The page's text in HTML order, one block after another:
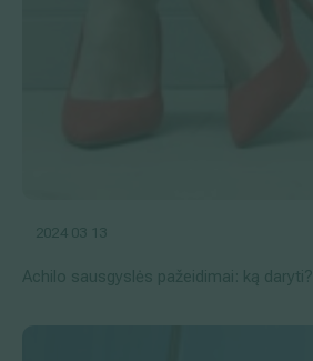
2024 03 13
Achilo sausgyslės pažeidimai: ką daryti?